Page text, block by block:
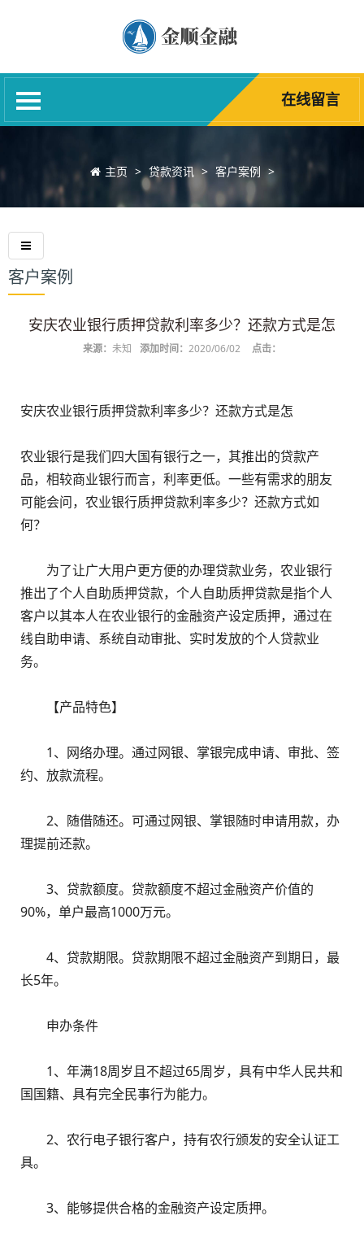
银行产品
贷款资讯
联系我们
在线留言
主页 > 贷款资讯 > 客户案例 >
客户案例
安庆农业银行质押贷款利率多少？还款方式是怎
来源： 未知 添加时间： 2020/06/02 点击：
安庆农业银行质押贷款利率多少？还款方式是怎
农业银行是我们四大国有银行之一，其推出的贷款产
品，相较商业银行而言，利率更低。一些有需求的朋友
可能会问，农业银行质押贷款利率多少？还款方式如
何？
为了让广大用户更方便的办理贷款业务，农业银行
推出了个人自助质押贷款，个人自助质押贷款是指个人
客户以其本人在农业银行的金融资产设定质押，通过在
线自助申请、系统自动审批、实时发放的个人贷款业
务。
【产品特色】
1、网络办理。通过网银、掌银完成申请、审批、签
约、放款流程。
2、随借随还。可通过网银、掌银随时申请用款，办
理提前还款。
3、贷款额度。贷款额度不超过金融资产价值的
90%，单户最高1000万元。
4、贷款期限。贷款期限不超过金融资产到期日，最
长5年。
申办条件
1、年满18周岁且不超过65周岁，具有中华人民共和
国国籍、具有完全民事行为能力。
2、农行电子银行客户，持有农行颁发的安全认证工
具。
3、能够提供合格的金融资产设定质押。